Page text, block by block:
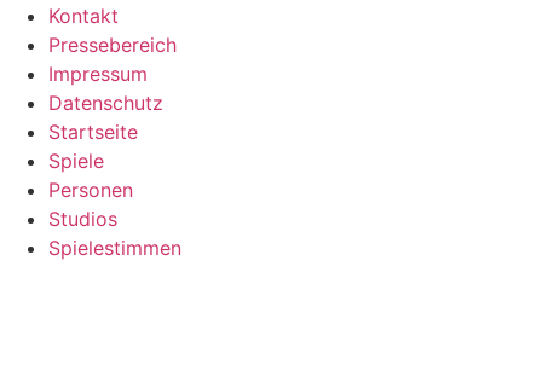
Kontakt
Pressebereich
Impressum
Datenschutz
Startseite
Spiele
Personen
Studios
Spielestimmen